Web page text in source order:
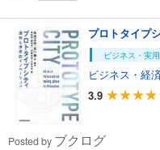
プロトタイプ
ビジネス・実用
ビジネス・経済
3.9
Posted by ブクログ